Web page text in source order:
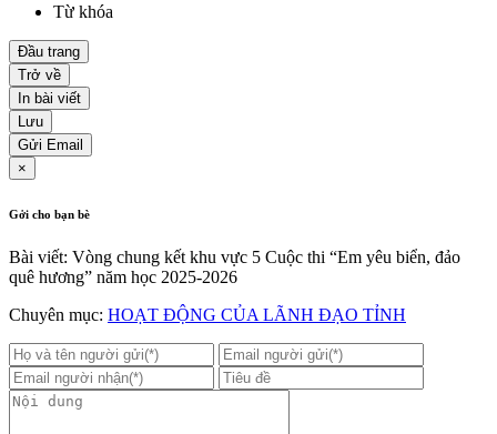
Từ khóa
Đầu trang
Trở về
In bài viết
Lưu
Gửi Email
×
Gởi cho bạn bè
Bài viết: Vòng chung kết khu vực 5 Cuộc thi “Em yêu biển, đảo
quê hương” năm học 2025-2026
Chuyên mục: HOẠT ĐỘNG CỦA LÃNH ĐẠO TỈNH